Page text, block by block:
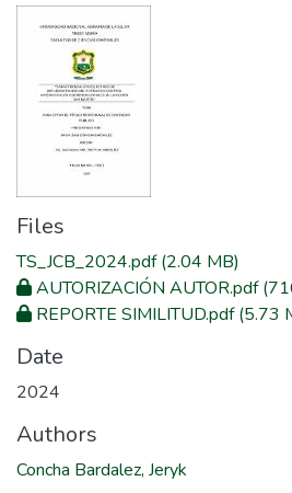
Files
TS_JCB_2024.pdf(2.04 MB)
AUTORIZACIÓN AUTOR.pdf
REPORTE SIMILITUD.pdf(5.73
Date
2024
Authors
Concha Bardalez, Jeryk